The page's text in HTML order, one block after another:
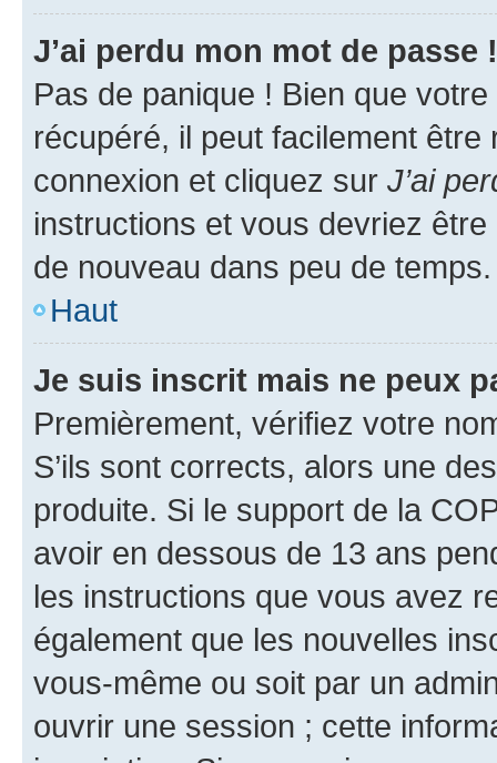
J’ai perdu mon mot de passe !
Pas de panique ! Bien que
récupéré, il peut facilement
connexion et cliquez sur J’ai
instructions et vous devriez
de nouveau dans peu de temps.
Haut
Je suis inscrit mais ne peux
Premièrement, vérifiez votre
S’ils sont corrects, alors une
produite. Si le support de la
avoir en dessous de 13 ans
les instructions que vous avez
également que les nouvelles
vous-même ou soit par un
ouvrir une session ; cette